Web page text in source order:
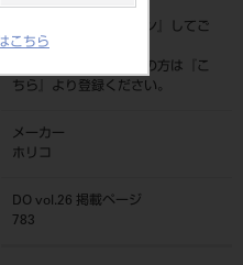
こちら
標準価格
ログイン
』してご
覧ください。
ネット会員登録がまだの方は『
こ
ちら
』より登録ください。
メーカー
ホリコ
DO vol.26 掲載ページ
783